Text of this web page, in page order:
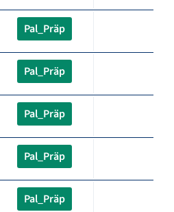
Pal_Präp
Pal_Präp
Pal_Präp
Pal_Präp
Pal_Präp